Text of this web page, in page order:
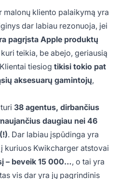
malonų kliento palaikymą yra
dar labiau rezonuoja, jei
pagrįsta Apple produktų
teikia, be abejo, geriausią
tiesiog tikisi tokio pat
aksesuarų gamintojų,
38 agentus, dirbančius
daugiau nei 46
. Dar labiau įspūdinga yra
kuriuos Kwikcharger atstovai
– beveik 15 000…, o tai yra
vis dar yra jų pagrindinis